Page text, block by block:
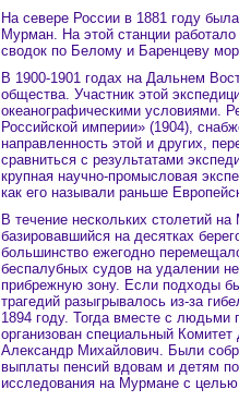
На севере России в 1881 году
Мурман. На этой станции
сводок по Белому и Баренцеву
В 1900-1901 годах на Дальнем
общества. Участник этой
океанографическими условиями.
Российской империи» (1904),
направленность этой и других,
сравниться с результатами
крупная научно-промысловая
как его называли раньше
В течение нескольких столетий
базировавшийся на десятках
большинство ежегодно
беспалубных судов на удалении
прибрежную зону. Если подходы
трагедий разыгрывалось из-за
1894 году. Тогда вместе с людьми
организован специальный
Александр Михайлович. Были
выплаты пенсий вдовам и детям
исследования на Мурмане с